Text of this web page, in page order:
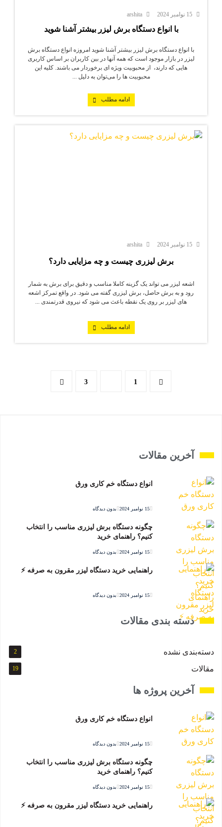
arshita
با انواع دستگاه برش لیزر بیشتر آشنا شوید
با انواع دستگاه برش لیزر بیشتر آشنا شوید امروزه انواع دستگاه برش
لیزر در بازار موجود است که همه آنها در بین کاربران بر اساس کاربری
هایی که دارند، از محبوبیت ویژه ای برخوردار می باشند. کلیه این
محبوبیت ها را می‌توان به دلیل ...
ادامه مطلب
arshita
برش لیزری چیست و چه مزایایی دارد؟
اشعه لیزر می تواند یک گزینه کاملا مناسب و دقیق برای برش به شمار
رود و به برش حاصل، برش لیزری گفته می شود. در واقع تمرکز اشعه
های لیزر بر روی یک نقطه باعث می شود که نیروی قدرتمندی ...
ادامه مطلب
1
3
آخرین مقالات
انواع دستگاه خم کاری ورق
15 نوامبر 2024 بدون دیدگاه
چگونه دستگاه برش لیزری مناسب را انتخاب
کنیم؟ راهنمای خرید
15 نوامبر 2024 بدون دیدگاه
راهنمایی خرید دستگاه لیزر مقرون به صرفه ⚡️
15 نوامبر 2024 بدون دیدگاه
دسته بندی مقالات
دسته‌بندی نشده 2
مقالات 19
آخرین پروژه ها
انواع دستگاه خم کاری ورق
15 نوامبر 2024 بدون دیدگاه
چگونه دستگاه برش لیزری مناسب را انتخاب
کنیم؟ راهنمای خرید
15 نوامبر 2024 بدون دیدگاه
راهنمایی خرید دستگاه لیزر مقرون به صرفه ⚡️